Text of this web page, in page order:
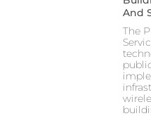
And
The